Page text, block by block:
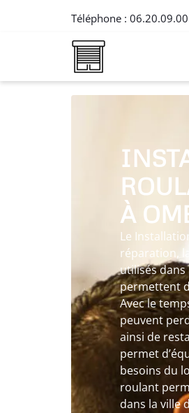
Téléphone :
À
Le
réparation,
utilisés dans
permettent
Avec le
peuvent
ainsi de
permet
besoins du
roulant
dans la ville